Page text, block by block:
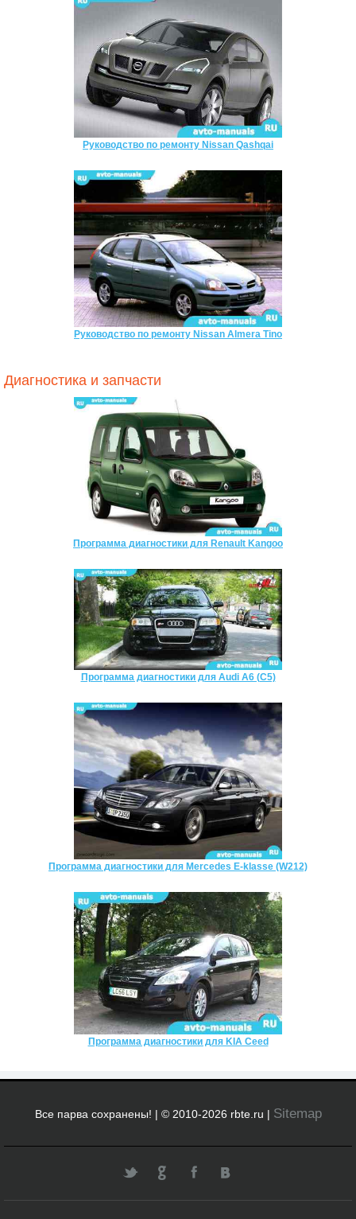
Руководство по ремонту Nissan Qashqai
Руководство по ремонту Nissan Almera Tino
Диагностика и запчасти
Программа диагностики для Renault Kangoo
Программа диагностики для Audi A6 (C5)
Программа диагностики для Mercedes E-klasse (W212)
Программа диагностики для KIA Ceed
Все парва сохранены! | © 2010-2026 rbte.ru | Sitemap